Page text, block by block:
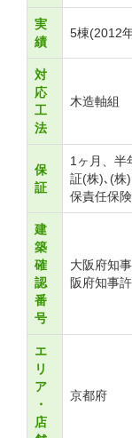
実
績
5棟(2012
対
応
工
法
木造軸組
保
証
1ヶ月、半
証(株)､(株
保責任保
建
築
確
認
番
号
大阪府知
阪府知事
エ
リ
ア
・
店
京都府